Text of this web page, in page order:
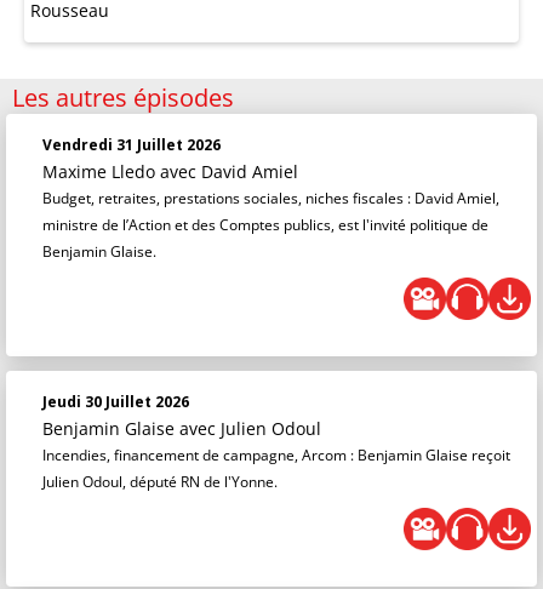
Rousseau
Les autres épisodes
Vendredi 31 Juillet 2026
Maxime Lledo avec David Amiel
Budget, retraites, prestations sociales, niches fiscales : David Amiel,
ministre de l’Action et des Comptes publics, est l'invité politique de
Benjamin Glaise.
Jeudi 30 Juillet 2026
Benjamin Glaise avec Julien Odoul
Incendies, financement de campagne, Arcom : Benjamin Glaise reçoit
Julien Odoul, député RN de l'Yonne.